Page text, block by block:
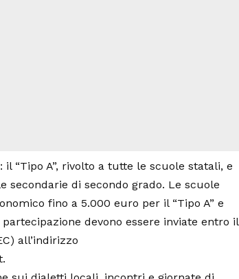
“Tipo A”, rivolto a tutte le scuole statali, e
secondarie di secondo grado. Le scuole
fino a 5.000 euro per il “Tipo A” e
devono essere inviate entro il
all’indirizzo
.